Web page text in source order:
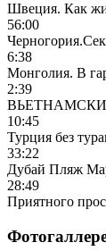
Швеция. Как
56:00
6:38
Монголия. В
2:39
10:45
Турция без
33:22
Дубай Пляж
28:49
Приятного